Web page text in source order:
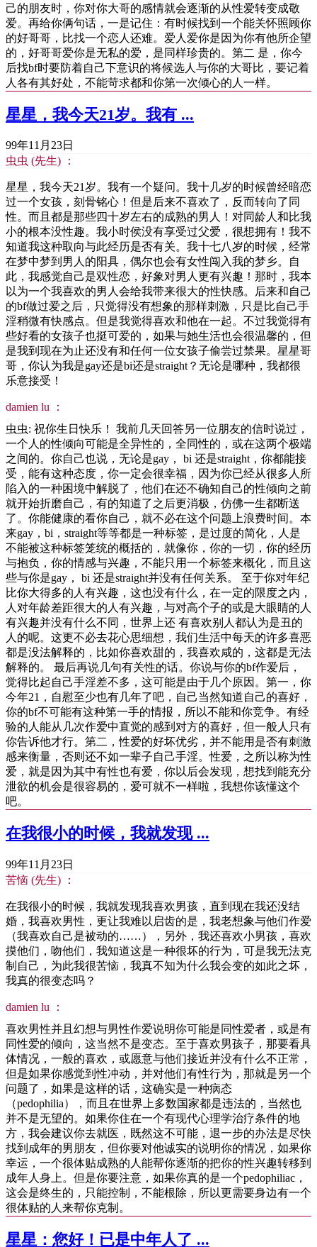
己的朋友时，你对你大哥的感情就会逐渐的从性爱转变成敬
爱。再给你俩句话，一是记住：有时候找到一个能关怀照顾你
的好哥哥，比找一个恋人还难。爱人爱你是因为你有他所企望
的，好哥哥爱你是无私的爱，是同样珍贵的。第二 是，你今
后找bf时要防着自己下意识的将候选人与你的大哥比，要记着
人各有其好处，不能苛求都和你第一次倾心的人一样。
星星，我今天21岁。我有 ...
99年11月23日
虫虫 (先生) ：
星星，我今天21岁。我有一个疑问。我十几岁的时候曾经暗恋
过一个女孩，刻骨铭心！但是后来不喜欢了，反而转向了同
性。而且都是那些四十岁左右的成熟的男人！对同龄人和比我
小的根本没性趣。我小时侯没有享受过父爱，很想拥有！我不
知道我这种取向与此经历是否有关。我十七八岁的时候，经常
在梦中梦到男人的阳具，偶尔也会有女性闯入我的梦乡。自
此，我感觉自己是双性恋，好象对男人更有兴趣！那时，我本
以为一个我喜欢的男人会给我带来很大的性快感。后来和自己
的bf做过爱之后，只觉得没有想象的那样刺激，只是比自己手
淫稍微有快感点。但是我觉得喜欢和他在一起。不过我觉得有
些好看的女孩子也挺可爱的，如果与她生活也会很温馨的，但
是我到现在为止还没有和任何一位女孩子偷尝过禁果。星星哥
哥，你认为我是gay还是bi还是straight？无论是哪种，我都很
乐意接受！
damien lu ：
虫虫: 祝你生日快乐！ 我前几天回答另一位朋友的信时说过，
一个人的性倾向可能是全异性的，全同性的，或在这两个极端
之间的。你自己也说，无论是gay， bi 还是straight，你都能接
受，能有这种态度，你一定会很幸福，因为你已经从很多人所
陷入的一种困境中解脱了，他们在还不确知自己的性倾向之前
就开始折磨自己，有的知道了之后更消极，仿佛一生都断送
了。你能健康的看你自己，就不必在这个问题上浪费时间。本
来gay，bi，straight等等都是一种标签，是过度的简化，人是
不能被这种标签笼统的概括的，就像你，你的一切，你的经历
与抱负，你的情感与兴趣，不能只用一个标签来概化，而且这
些与你是gay， bi 还是straight并没有任何关系。 至于你对年纪
比你大得多的人有兴趣，这也没有什么，在一定的限度之内，
人对年龄差距很大的人有兴趣，与对高个子的或是大眼睛的人
有兴趣并没有什么不同，世界上还 有喜欢别人都认为是丑的
人的呢。这更不必去花心思细想，我们生活中每天的许多喜恶
都是没法解释的，比如你喜欢甜的，我喜欢咸的，这都是无法
解释的。 最后再说几句有关性的话。你说与你的bf作爱后，
觉得比起自己手淫差不多，这可能是由于几个原因。第一，你
今年21，自慰至少也有几年了吧，自己当然知道自己的喜好，
你的bf不可能有这种第一手的情报，所以不能和你竞争。有经
验的人能从几次作爱中直觉的感到对方的喜好，但一般人只有
你告诉他才行。第二，性爱的好坏优劣，并不能用是否有刺激
感来衡量，否则还不如一辈子自己手淫。性爱，之所以称为性
爱，就是因为其中有性也有爱，你以后会发现，想找到能充分
泄欲的机会是很容易的，爱可就不一样啦，我想你该懂这个
吧。
在我很小的时候，我就发现 ...
99年11月23日
苦恼 (先生) ：
在我很小的时候，我就发现我喜欢男孩，直到现在我还没结
婚，我喜欢男性，更让我难以启齿的是，我老想象与他们作爱
（我喜欢自己是被动的……），另外，我还喜欢小男孩，喜欢
摸他们，吻他们，我知道这是一种很坏的行为，可是我无法克
制自己，为此我很苦恼，我真不知为什么我会变的如此之坏，
我真的很变态吗？
damien lu ：
喜欢男性并且幻想与男性作爱说明你可能是同性爱者，或是有
同性爱的倾向，这当然不是变态。至于喜欢男孩子，那要看具
体情况，一般的喜欢，或愿意与他们接近并没有什么不正常，
但是如果你感觉到性冲动，并对他们有性行为，那就是另一个
问题了，如果是这样的话，这确实是一种病态
（pedophilia），而且在世界上多数国家都是违法的，当然也
并不是无望的。如果你住在一个有现代心理学治疗条件的地
方，我会建议你去就医，既然这不可能，退一步的办法是尽快
找到成年的男朋友，但你要对他诚实的说明你的情况，如果你
幸运，一个很体贴成熟的人能帮你逐渐的把你的性兴趣转移到
成年人身上。但是你要注意，如果你真的是一个pedophiliac，
这会是终生的，只能控制，不能根除，所以更需要身边有一个
很体贴的人来帮你克制。
星星：您好！已是中年人了 ...